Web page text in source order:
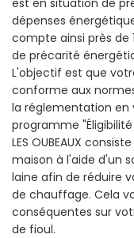
dépenses
compte ainsi près de
de précarité
L'objectif est que
conforme aux
la réglementation en
programme
LES OUBEAUX
maison à l'aide d'un
laine afin de réduire
de chauffage. Cela
conséquentes sur
de fioul.